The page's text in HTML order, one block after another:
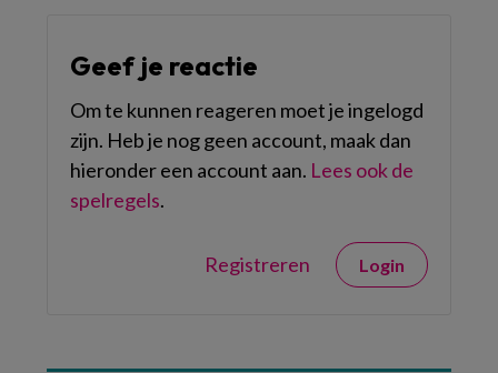
Geef je reactie
Om te kunnen reageren moet je ingelogd
zijn. Heb je nog geen account, maak dan
hieronder een account aan. Lees ook de
spelregels.
Registreren Login